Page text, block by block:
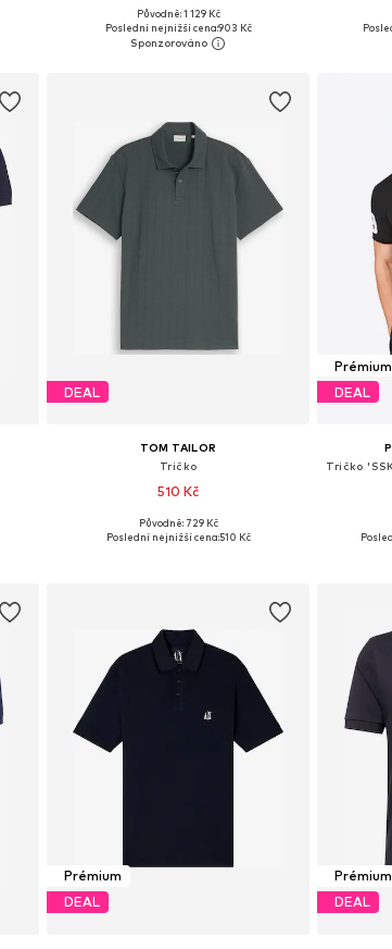
+18
Dostupné velikosti: XS, S, M, L, XL, XXL
Přidat do košíku
Původně: 1 129 Kč
Poslední nejnižší cena:903 Kč
DEAL
TOM TAILOR
Tričko
510 Kč
Dostupné velikosti: S, M, L, XL, XXL
Původně: 729 Kč
Poslední nejnižší cena:510 Kč
Prémium
DEAL
Prémium
DEAL
Prémium
DEAL